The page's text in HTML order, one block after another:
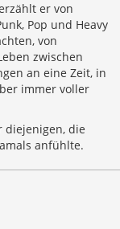
er von
Pop und Heavy
von
zwischen
an eine Zeit, in
immer voller
diejenigen, die
anfühlte.